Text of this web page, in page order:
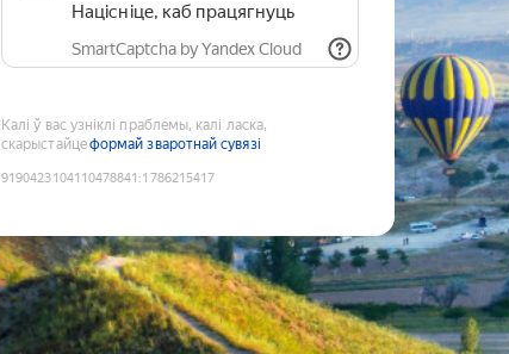
Націсніце, каб працягнуць
SmartCaptcha by Yandex Cloud
Калі ў вас узніклі праблемы, калі ласка,
скарыстайцеформай зваротнай сувязі
9190423104110478841 :1786215417